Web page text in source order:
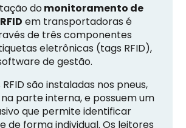
domonitoramento de
em transportadoras é
de três componentes
eletrônicas (tags RFID),
de gestão.
são instaladas nos pneus,
parte interna, e possuem um
que permite identificar
de forma individual. Os leitores